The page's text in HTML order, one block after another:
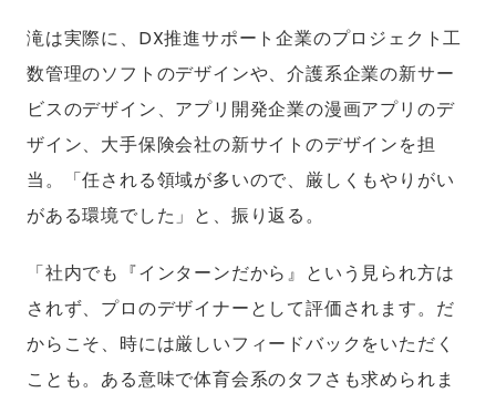
滝は実際に、DX推進サポート企業のプロジェクト工
数管理のソフトのデザインや、介護系企業の新サー
ビスのデザイン、アプリ開発企業の漫画アプリのデ
ザイン、大手保険会社の新サイトのデザインを担
当。「任される領域が多いので、厳しくもやりがい
がある環境でした」と、振り返る。
「社内でも『インターンだから』という見られ方は
されず、プロのデザイナーとして評価されます。だ
からこそ、時には厳しいフィードバックをいただく
ことも。ある意味で体育会系のタフさも求められま